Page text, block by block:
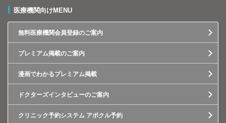
医療機関向けMENU
無料医療機関会員登録のご案内
プレミアム掲載のご案内
漫画でわかるプレミアム掲載
ドクターズインタビューのご案内
クリニック予約システム アポクル予約